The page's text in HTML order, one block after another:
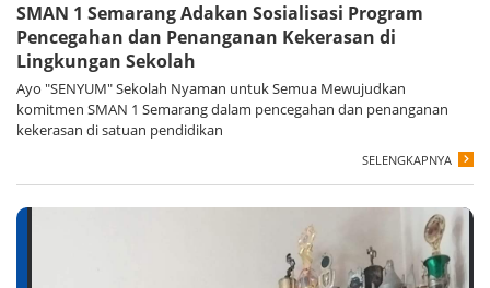
SMAN 1 Semarang Adakan Sosialisasi Program
Pencegahan dan Penanganan Kekerasan di
Lingkungan Sekolah
Ayo "SENYUM" Sekolah Nyaman untuk Semua Mewujudkan
komitmen SMAN 1 Semarang dalam pencegahan dan penanganan
kekerasan di satuan pendidikan
SELENGKAPNYA